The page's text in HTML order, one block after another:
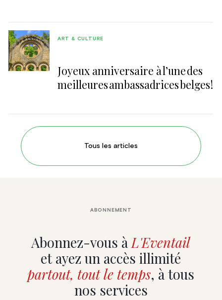
Joyeux anniversaire à l’une des
meilleures ambassadrices belges !
ART & CULTURE
Tous les articles
Abonnez-vous àL'Eventail
et ayez un accès illimité
partout, tout le temps, à tous
nos services
ABONNEMENT